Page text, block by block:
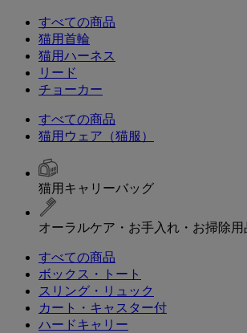
すべての商品
猫用首輪
猫用ハーネス
リード
チョーカー
すべての商品
猫用ウェア（猫服）
猫用キャリーバッグ
オーラルケア・お手入れ・お掃除用
すべての商品
ボックス・トート
スリング・リュック
カート・キャスター付
ハードキャリー